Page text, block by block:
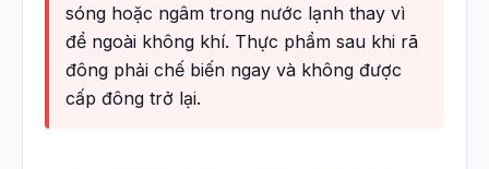
sóng hoặc ngâm trong nước lạnh thay vì
để ngoài không khí. Thực phẩm sau khi rã
đông phải chế biến ngay và không được
cấp đông trở lại.